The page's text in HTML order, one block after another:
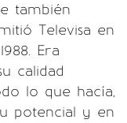
también
Televisa en
Era
calidad
lo que hacía,
potencial y en